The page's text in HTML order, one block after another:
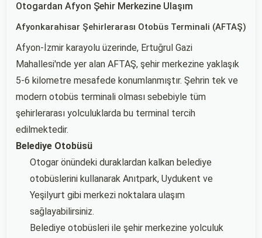
Otogardan Afyon Şehir Merkezine Ulaşım
Afyonkarahisar Şehirlerarası Otobüs Terminali (AFTAŞ)
Afyon-İzmir karayolu üzerinde, Ertuğrul Gazi
Mahallesi'nde yer alan AFTAŞ, şehir merkezine yaklaşık
5-6 kilometre mesafede konumlanmıştır. Şehrin tek ve
modern otobüs terminali olması sebebiyle tüm
şehirlerarası yolculuklarda bu terminal tercih
edilmektedir.
Belediye Otobüsü
Otogar önündeki duraklardan kalkan belediye
otobüslerini kullanarak Anıtpark, Uydukent ve
Yeşilyurt gibi merkezi noktalara ulaşım
sağlayabilirsiniz.
Belediye otobüsleri ile şehir merkezine yolculuk